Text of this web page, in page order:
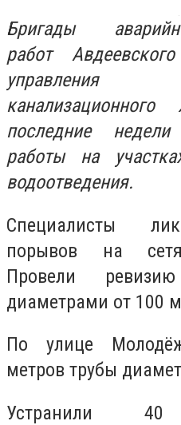
Бригады
работ
управления
последние
работы на
водоотведения.
Специалисты
порывов на
Провели
диаметрами от 100
По улице
метров трубы
Устранили